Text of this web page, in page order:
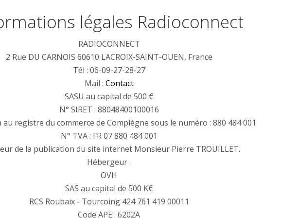
légales Radioconnect
RADIOCONNECT
2 Rue DU CARNOIS 60610 LACROIX-SAINT-OUEN, France
Tél : 06-09-27-28-27
Mail : Contact
SASU au capital de 500 €
N° SIRET : 88048400100016
registre du commerce de Compiègne sous le numéro : 880 484 001
N° TVA : FR 07 880 484 001
de la publication du site internet Monsieur Pierre TROUILLET.
Hébergeur :
OVH
SAS au capital de 500 K€
RCS Roubaix - Tourcoing 424 761 419 00011
Code APE : 6202A